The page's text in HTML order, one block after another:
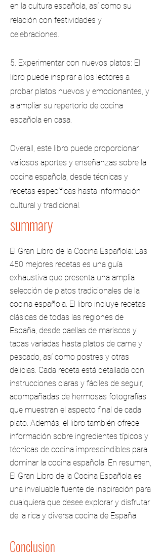
en la cultura española, así como su
relación con festividades y
celebraciones.
5. Experimentar con nuevos platos: El
libro puede inspirar a los lectores a
probar platos nuevos y emocionantes, y
a ampliar su repertorio de cocina
española en casa.
Overall, este libro puede proporcionar
valiosos aportes y enseñanzas sobre la
cocina española, desde técnicas y
recetas específicas hasta información
cultural y tradicional.
summary
El Gran Libro de la Cocina Española: Las
450 mejores recetas es una guía
exhaustiva que presenta una amplia
selección de platos tradicionales de la
cocina española. El libro incluye recetas
clásicas de todas las regiones de
España, desde paellas de mariscos y
tapas variadas hasta platos de carne y
pescado, así como postres y otras
delicias. Cada receta está detallada con
instrucciones claras y fáciles de seguir,
acompañadas de hermosas fotografías
que muestran el aspecto final de cada
plato. Además, el libro también ofrece
información sobre ingredientes típicos y
técnicas de cocina imprescindibles para
dominar la cocina española. En resumen,
El Gran Libro de la Cocina Española es
una invaluable fuente de inspiración para
cualquiera que desee explorar y disfrutar
de la rica y diversa cocina de España.
Conclusion